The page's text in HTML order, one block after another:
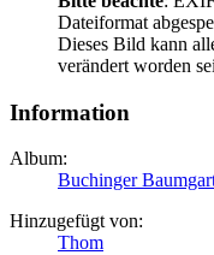
Dateiformat
Dieses Bild kann
verändert worden
Information
Album:
Buchinger
Hinzugefügt von:
Thom